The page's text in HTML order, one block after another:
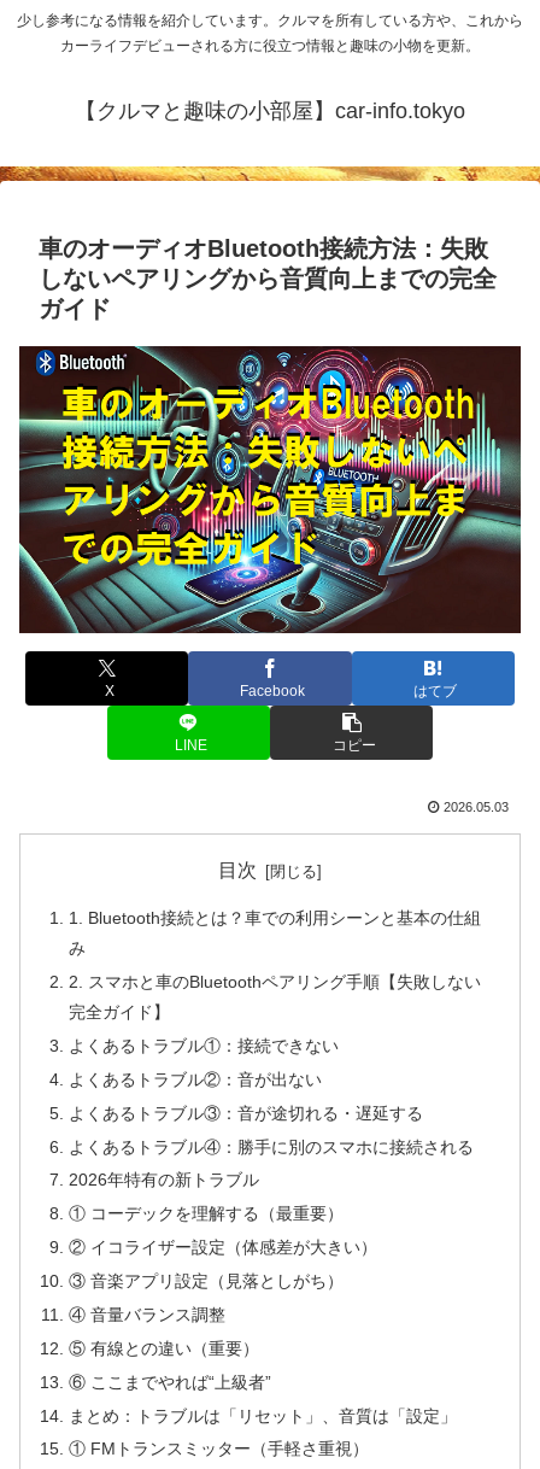
少し参考になる情報を紹介しています。クルマを所有している方や、これから
カーライフデビューされる方に役立つ情報と趣味の小物を更新。
【クルマと趣味の小部屋】car-info.tokyo
車のオーディオBluetooth接続方法：失敗
しないペアリングから音質向上までの完全
ガイド
X Facebook はてブ
LINE コピー
2026.05.03
目次
1. Bluetooth接続とは？車での利用シーンと基本の仕組
み
2. スマホと車のBluetoothペアリング手順【失敗しない
完全ガイド】
よくあるトラブル①：接続できない
よくあるトラブル②：音が出ない
よくあるトラブル③：音が途切れる・遅延する
よくあるトラブル④：勝手に別のスマホに接続される
2026年特有の新トラブル
① コーデックを理解する（最重要）
② イコライザー設定（体感差が大きい）
③ 音楽アプリ設定（見落としがち）
④ 音量バランス調整
⑤ 有線との違い（重要）
⑥ ここまでやれば“上級者”
まとめ：トラブルは「リセット」、音質は「設定」
① FMトランスミッター（手軽さ重視）